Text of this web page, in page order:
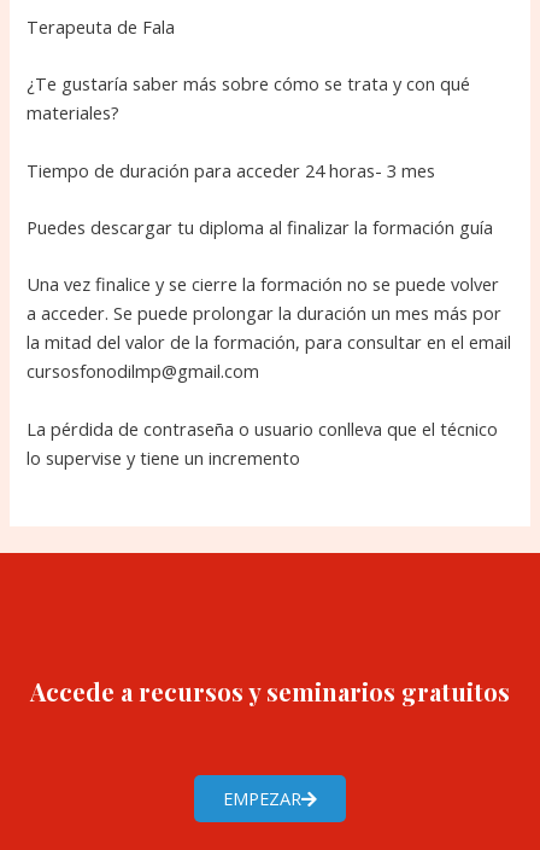
Terapeuta de Fala
¿Te gustaría saber más sobre cómo se trata y con qué
materiales?
Tiempo de duración para acceder 24 horas- 3 mes
Puedes descargar tu diploma al finalizar la formación guía
Una vez finalice y se cierre la formación no se puede volver
a acceder. Se puede prolongar la duración un mes más por
la mitad del valor de la formación, para consultar en el email
cursosfonodilmp@gmail.com
La pérdida de contraseña o usuario conlleva que el técnico
lo supervise y tiene un incremento
Accede a recursos y seminarios gratuitos
EMPEZAR